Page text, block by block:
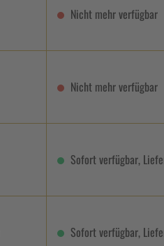
Nicht mehr verfügbar
Nicht mehr verfügbar
Sofort verfügbar,
Sofort verfügbar,